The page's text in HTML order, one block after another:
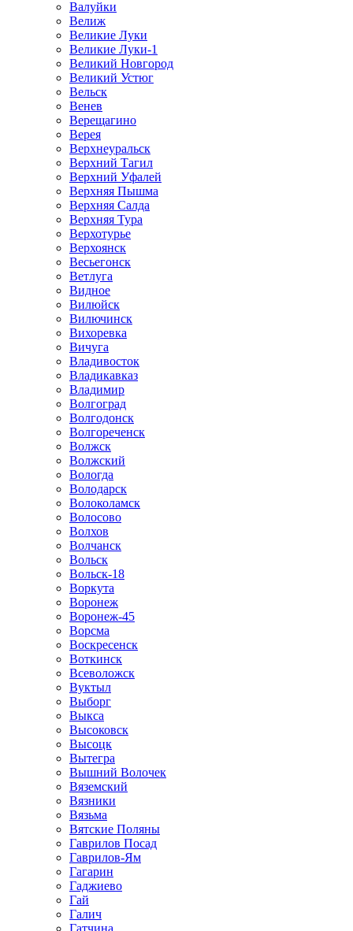
Валуйки
Велиж
Великие Луки
Великие Луки-1
Великий Новгород
Великий Устюг
Вельск
Венев
Верещагино
Верея
Верхнеуральск
Верхний Тагил
Верхний Уфалей
Верхняя Пышма
Верхняя Салда
Верхняя Тура
Верхотурье
Верхоянск
Весьегонск
Ветлуга
Видное
Вилюйск
Вилючинск
Вихоревка
Вичуга
Владивосток
Владикавказ
Владимир
Волгоград
Волгодонск
Волгореченск
Волжск
Волжский
Вологда
Володарск
Волоколамск
Волосово
Волхов
Волчанск
Вольск
Вольск-18
Воркута
Воронеж
Воронеж-45
Ворсма
Воскресенск
Воткинск
Всеволожск
Вуктыл
Выборг
Выкса
Высоковск
Высоцк
Вытегра
Вышний Волочек
Вяземский
Вязники
Вязьма
Вятские Поляны
Гаврилов Посад
Гаврилов-Ям
Гагарин
Гаджиево
Гай
Галич
Гатчина